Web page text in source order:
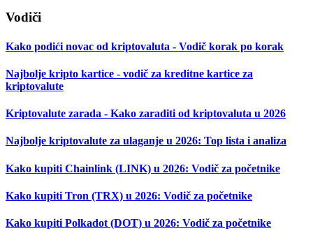
Vodiči
Kako podići novac od kriptovaluta - Vodič korak po korak
Najbolje kripto kartice - vodič za kreditne kartice za
kriptovalute
Kriptovalute zarada - Kako zaraditi od kriptovaluta u 2026
Najbolje kriptovalute za ulaganje u 2026: Top lista i analiza
Kako kupiti Chainlink (LINK) u 2026: Vodič za početnike
Kako kupiti Tron (TRX) u 2026: Vodič za početnike
Kako kupiti Polkadot (DOT) u 2026: Vodič za početnike